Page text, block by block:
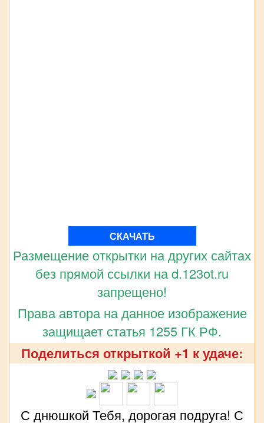
СКАЧАТЬ
Размещение открытки на других сайтах
без прямой ссылки на d.123ot.ru
запрещено!
Права автора на данное изображение
защищает статья 1255 ГК РФ.
Поделиться открыткой +1 к удаче:
С днюшкой Тебя, дорогая подруга! С